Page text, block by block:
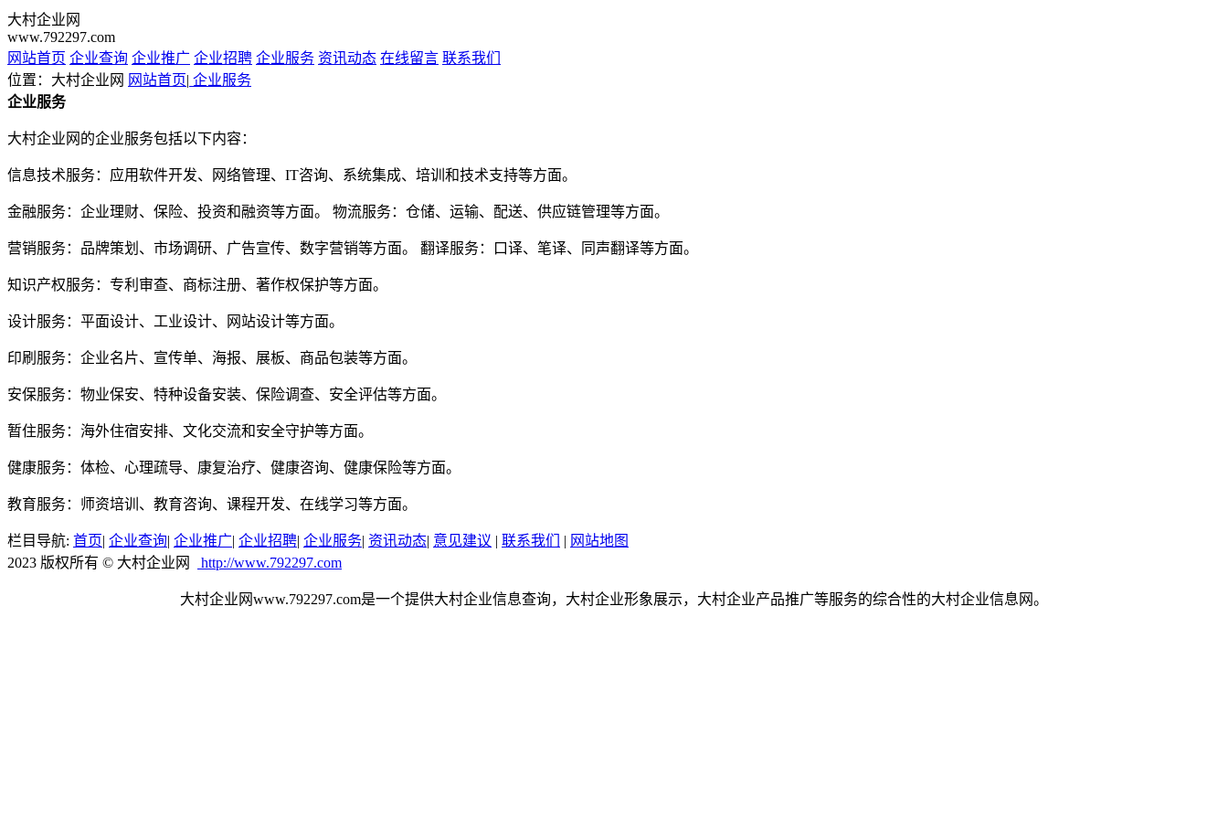
大村企业网
www.792297.com
网站首页 企业查询 企业推广 企业招聘 企业服务 资讯动态 在线留言 联系我们
位置：大村企业网 网站首页| 企业服务
企业服务
大村企业网的企业服务包括以下内容：
信息技术服务：应用软件开发、网络管理、IT咨询、系统集成、培训和技术支持等方面。
金融服务：企业理财、保险、投资和融资等方面。 物流服务：仓储、运输、配送、供应链管理等方面。
营销服务：品牌策划、市场调研、广告宣传、数字营销等方面。 翻译服务：口译、笔译、同声翻译等方面。
知识产权服务：专利审查、商标注册、著作权保护等方面。
设计服务：平面设计、工业设计、网站设计等方面。
印刷服务：企业名片、宣传单、海报、展板、商品包装等方面。
安保服务：物业保安、特种设备安装、保险调查、安全评估等方面。
暂住服务：海外住宿安排、文化交流和安全守护等方面。
健康服务：体检、心理疏导、康复治疗、健康咨询、健康保险等方面。
教育服务：师资培训、教育咨询、课程开发、在线学习等方面。
栏目导航: 首页| 企业查询| 企业推广| 企业招聘| 企业服务| 资讯动态| 意见建议 | 联系我们 | 网站地图
2023 版权所有 © 大村企业网
http://www.792297.com
大村企业网www.792297.com是一个提供大村企业信息查询，大村企业形象展示，大村企业产品推广等服务的综合性的大村企业信息网。